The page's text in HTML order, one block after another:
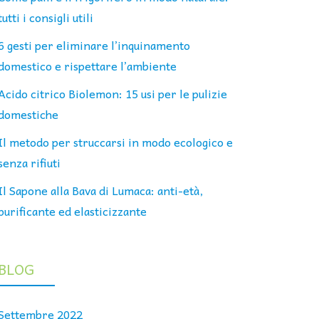
i consigli utili
gesti per eliminare l’inquinamento
e rispettare l’ambiente
citrico Biolemon: 15 usi per le pulizie
metodo per struccarsi in modo ecologico e
rifiuti
Sapone alla Bava di Lumaca: anti-età,
ed elasticizzante
2022